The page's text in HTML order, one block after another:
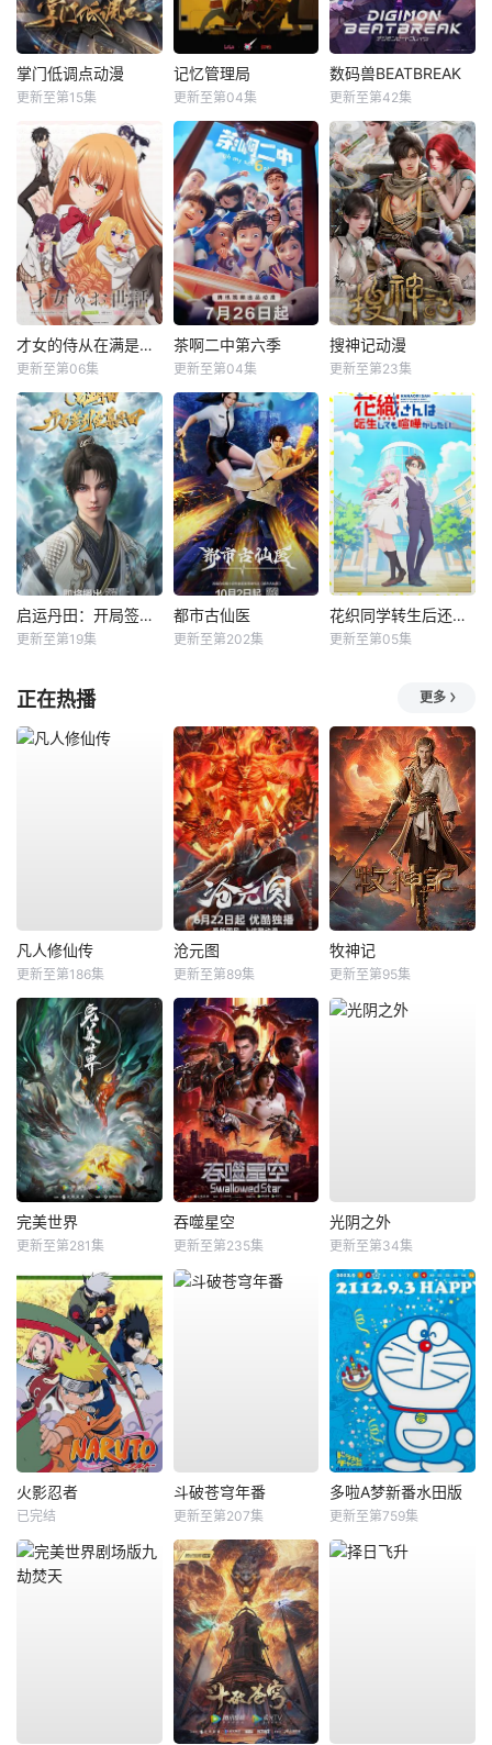
掌门低调点动漫
更新至第15集
记忆管理局
更新至第04集
数码兽BEATBREAK
更新至第42集
才女的侍从在满是高岭之花的贵族学校暗中照顾（毫无生活自理能力的）学院第一大小姐
更新至第06集
茶啊二中第六季
更新至第04集
搜神记动漫
更新至第23集
启运丹田：开局签到至尊丹田
更新至第19集
都市古仙医
更新至第202集
花织同学转生后还是想干架
更新至第05集
正在热播 更多
凡人修仙传
更新至第186集
沧元图
更新至第89集
牧神记
更新至第95集
完美世界
更新至第281集
吞噬星空
更新至第235集
光阴之外
更新至第34集
火影忍者
已完结
斗破苍穹年番
更新至第207集
多啦A梦新番水田版
更新至第759集